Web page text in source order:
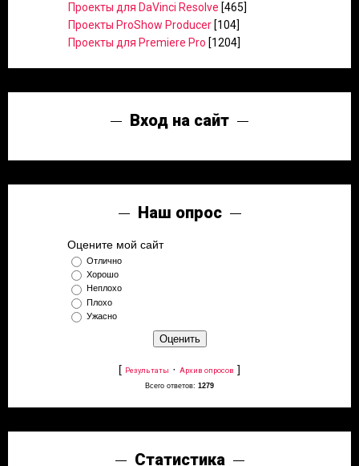
Проекты для DaVinci Resolve [465]
Проекты ProShow Producer [104]
Проекты для Premiere Pro [1204]
Вход на сайт
Наш опрос
Оцените мой сайт
Отлично
Хорошо
Неплохо
Плохо
Ужасно
[ Результаты · Архив опросов ]
Всего ответов: 1279
Статистика